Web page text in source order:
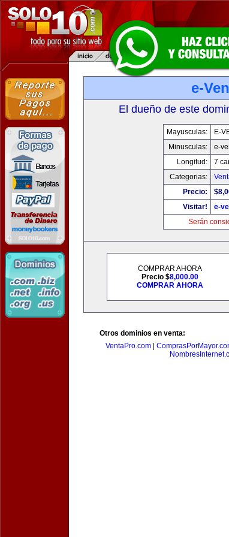
e-
El dueño de este
Mayusculas:
E-
Minusculas:
e-
Longitud:
7
Categorias:
Precio:
Visitar!
e-
Serán
COMPRAR AHORA
Precio $8,000.00
COMPRAR AHORA
Otros dominios en venta:
VentaPro.com|